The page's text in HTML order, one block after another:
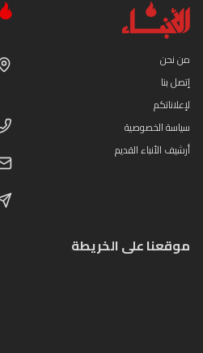
من نحن
إتصل بنا
لإعلاناتكم
سياسة الخصوصية
أرشيف الأنباء القديم
موقعنا على الخريطة